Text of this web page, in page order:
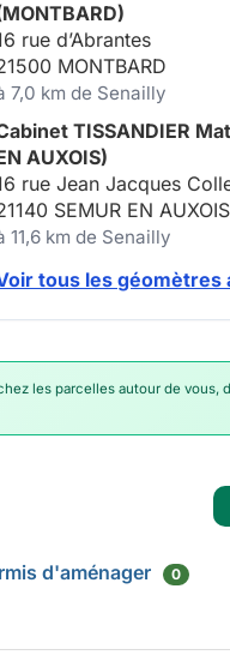
rue d’Abrantes
MONTBARD
7,0 km de Senailly
TISSANDIER
AUXOIS)
rue Jean Jacques
SEMUR EN AUXOIS
11,6 km de Senailly
tous les géomètres
les parcelles autour de vous,
d'aménager 0